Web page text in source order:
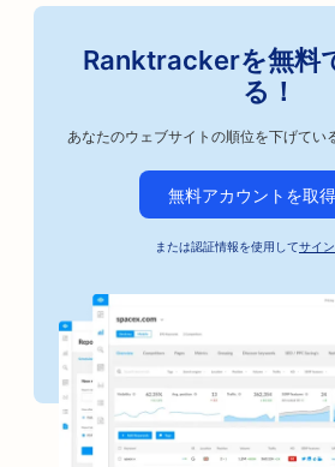
Ranktrackerを無料
る！
あなたのウェブサイトの順位を下げてい
無料アカウントを取
または認証情報を使用してサイ